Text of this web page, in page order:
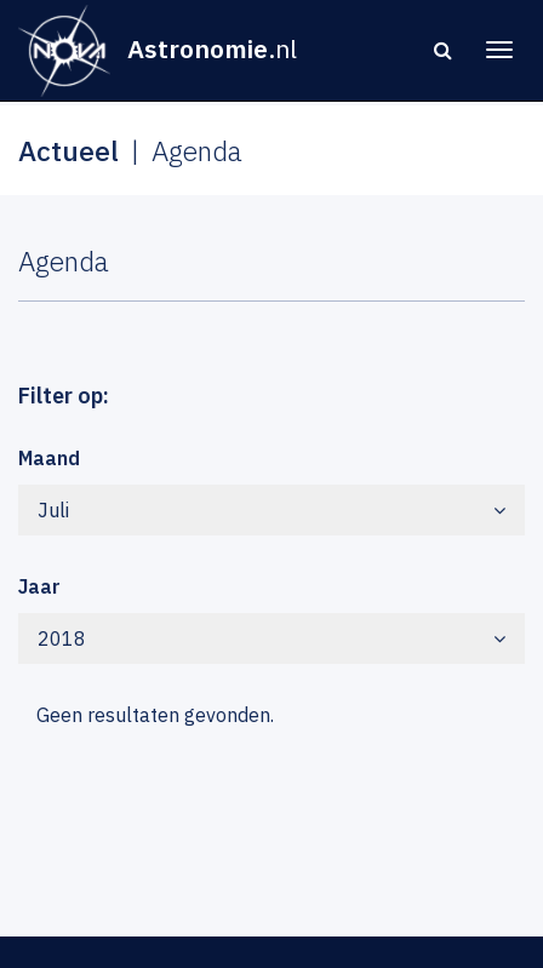
Astronomie.nl
Actueel Agenda
Agenda
Filter op:
Maand
Juli
Jaar
2018
Geen resultaten gevonden.